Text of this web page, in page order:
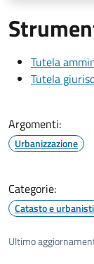
Tutela
Tutela
Argomenti:
Urbanizzazione
Categorie:
Catasto e
Ultimo